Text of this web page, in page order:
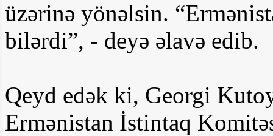
üzərinə yönəlsin.
bilərdi”, - deyə əlavə edib.
Qeyd edək ki, Georgi
Ermənistan İstintaq